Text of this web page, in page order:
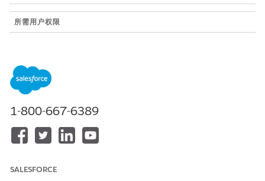
所需用户权限
括 Einstein 和 Agentforce for
Flow）打开、编辑、创建、激
活或取消激活流：
记录触发的流入门
当某人在 Salesforce 中创建、更新或删除记录时，记录触发的
流会自动运行。在触发后，他们会执行更新记录、创建记录和发
1-800-667-6389
SALESFORCE